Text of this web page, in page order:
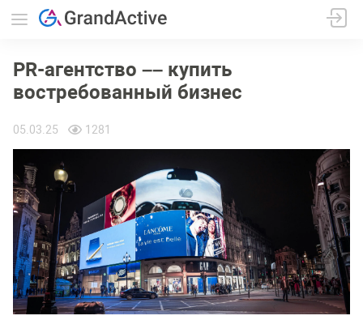
PR-агентство –– купить
востребованный бизнес
05.03.25 1281